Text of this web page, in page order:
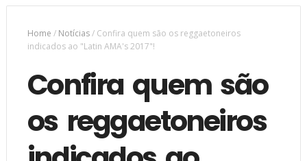
Home / Notícias/ Confira quem são os reggaetoneiros
indicados ao "Latin AMA's 2017"!
Confira quem são
os reggaetoneiros